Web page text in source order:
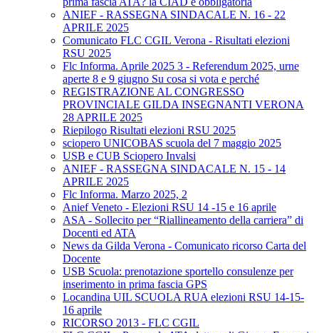
ANIEF - RASSEGNA SINDACALE N. 16 - 22
APRILE 2025
Comunicato FLC CGIL Verona - Risultati elezioni
RSU 2025
Flc Informa. Aprile 2025 3 - Referendum 2025, urne
aperte 8 e 9 giugno Su cosa si vota e perché
REGISTRAZIONE AL CONGRESSO
PROVINCIALE GILDA INSEGNANTI VERONA
28 APRILE 2025
Riepilogo Risultati elezioni RSU 2025
sciopero UNICOBAS scuola del 7 maggio 2025
USB e CUB Sciopero Invalsi
ANIEF - RASSEGNA SINDACALE N. 15 - 14
APRILE 2025
Flc Informa. Marzo 2025, 2
Anief Veneto - Elezioni RSU 14 -15 e 16 aprile
ASA - Sollecito per “Riallineamento della carriera” di
Docenti ed ATA
News da Gilda Verona - Comunicato ricorso Carta del
Docente
USB Scuola: prenotazione sportello consulenze per
inserimento in prima fascia GPS
Locandina UIL SCUOLA RUA elezioni RSU 14-15-
16 aprile
RICORSO 2013 - FLC CGIL